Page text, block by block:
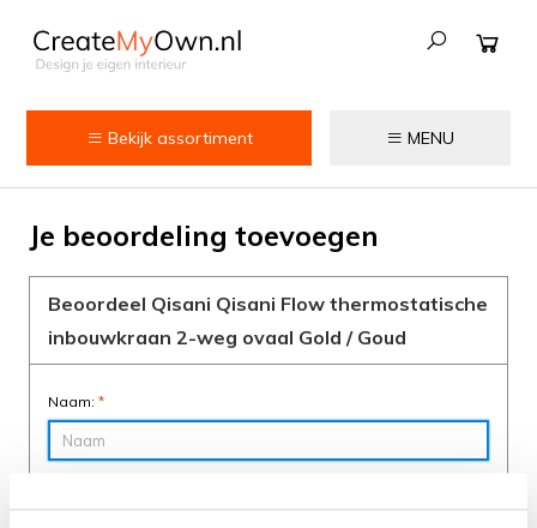
Bekijk assortiment
Kokend water kranen
Keukenkranen
Spoelbakken
Zeepdispensers
Voedselrestenvermalers
MENU
Je beoordeling toevoegen
Beoordeel Qisani Qisani Flow thermostatische
inbouwkraan 2-weg ovaal Gold / Goud
Naam: *